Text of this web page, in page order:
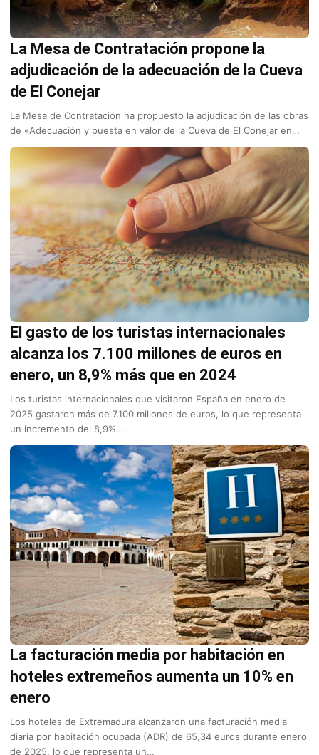
La Mesa de Contratación propone la
adjudicación de la adecuación de la Cueva
de El Conejar
La Mesa de Contratación ha propuesto la adjudicación de las obras
de «Adecuación y puesta en valor de la Cueva de El Conejar en…
El gasto de los turistas internacionales
alcanza los 7.100 millones de euros en
enero, un 8,9% más que en 2024
Los turistas internacionales que visitaron España en enero de
2025 gastaron más de 7.100 millones de euros, lo que representa
un incremento del 8,9%…
La facturación media por habitación en
hoteles extremeños aumenta un 10% en
enero
Los hoteles de Extremadura alcanzaron una facturación media
diaria por habitación ocupada (ADR) de 65,34 euros durante enero
de 2025, lo que representa un…